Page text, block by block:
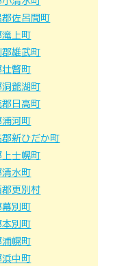
郡佐呂間町
上町
雄武町
瞥町
爺湖町
日高町
河町
郡新ひだか町
士幌町
清水町
更別村
別町
別町
幌町
中町